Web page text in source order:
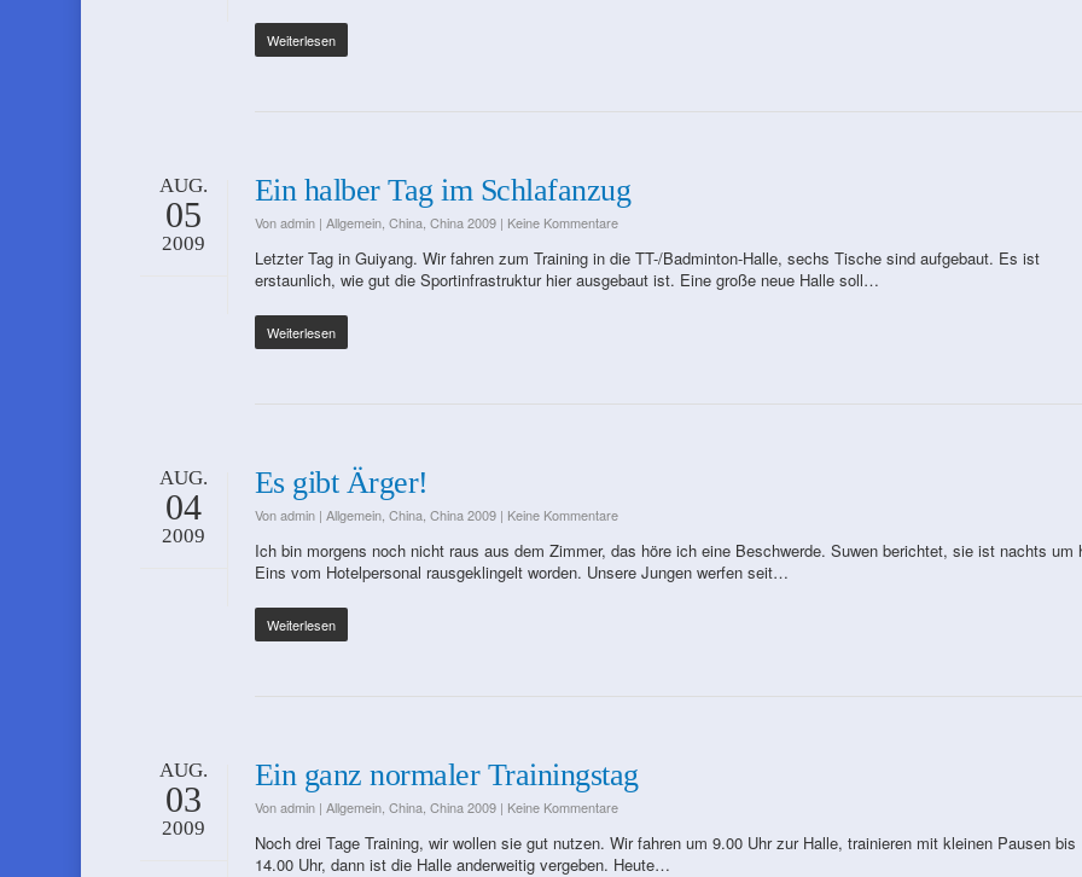
Weiterlesen
AUG.
05
2009
Ein halber Tag im Schlafanzug
Vonadmin | Allgemein, China, China 2009 | Keine Kommentare
Letzter Tag in Guiyang. Wir fahren zum Training in die TT-/Badminton-Halle, sechs Tische sind aufgebaut. Es ist
erstaunlich, wie gut die Sportinfrastruktur hier ausgebaut ist. Eine große neue Halle soll…
Weiterlesen
AUG.
04
2009
Es gibt Ärger!
Vonadmin | Allgemein, China, China 2009 | Keine Kommentare
Ich bin morgens noch nicht raus aus dem Zimmer, das höre ich eine Beschwerde. Suwen berichtet, sie ist nachts um
Eins vom Hotelpersonal rausgeklingelt worden. Unsere Jungen werfen seit…
Weiterlesen
AUG.
03
2009
Ein ganz normaler Trainingstag
Vonadmin | Allgemein, China, China 2009 | Keine Kommentare
Noch drei Tage Training, wir wollen sie gut nutzen. Wir fahren um 9.00 Uhr zur Halle, trainieren mit kleinen Pausen bis
14.00 Uhr, dann ist die Halle anderweitig vergeben. Heute…